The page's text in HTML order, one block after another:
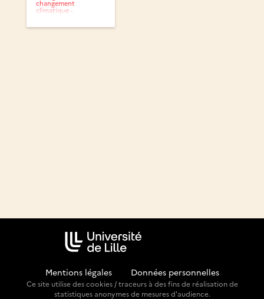
changement
climatique -
Mentions légales Données personnelles
Ce site utilise des cookies / traceurs à des fins de réalisation de
statistiques anonymes de mesures d'audience.